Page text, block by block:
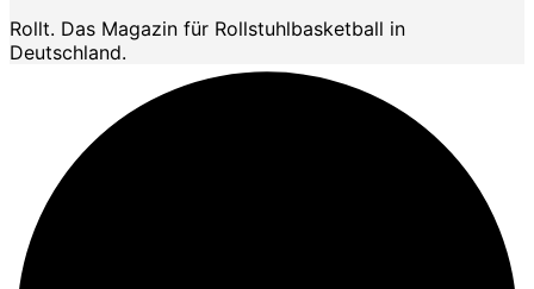
Rollt. Das Magazin für Rollstuhlbasketball in
Deutschland.